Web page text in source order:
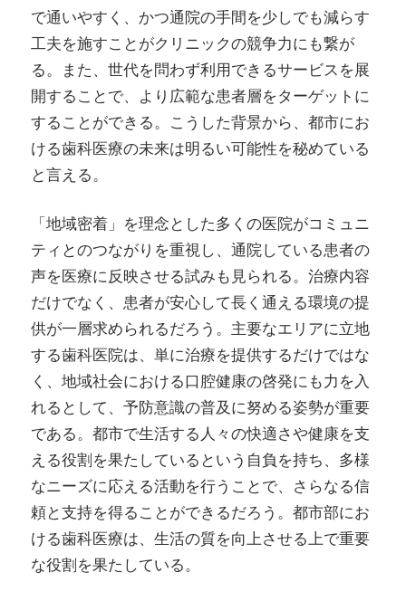
で通いやすく、かつ通院の手間を少しでも減らす
工夫を施すことがクリニックの競争力にも繋が
る。また、世代を問わず利用できるサービスを展
開することで、より広範な患者層をターゲットに
することができる。こうした背景から、都市にお
ける歯科医療の未来は明るい可能性を秘めている
と言える。
「地域密着」を理念とした多くの医院がコミュニ
ティとのつながりを重視し、通院している患者の
声を医療に反映させる試みも見られる。治療内容
だけでなく、患者が安心して長く通える環境の提
供が一層求められるだろう。主要なエリアに立地
する歯科医院は、単に治療を提供するだけではな
く、地域社会における口腔健康の啓発にも力を入
れるとして、予防意識の普及に努める姿勢が重要
である。都市で生活する人々の快適さや健康を支
える役割を果たしているという自負を持ち、多様
なニーズに応える活動を行うことで、さらなる信
頼と支持を得ることができるだろう。都市部にお
ける歯科医療は、生活の質を向上させる上で重要
な役割を果たしている。